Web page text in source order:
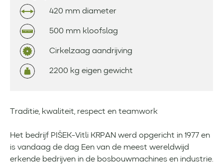
420 mm diameter
500 mm kloofslag
Cirkelzaag aandrijving
2200 kg eigen gewicht
Traditie, kwaliteit, respect en teamwork
Het bedrijf PIŠEK-Vitli KRPAN werd opgericht in 1977 en
is vandaag de dag Een van de meest wereldwijd
erkende bedrijven in de bosbouwmachines en industrie.